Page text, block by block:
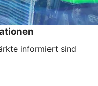
informiert sind